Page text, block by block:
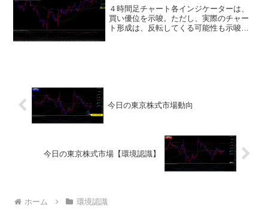
４時間足チャート各インジケーターは、
買い優位を示唆。ただし、実際のチャー
ト形成は、反転してくる可能性も示唆。
今日の東京株式市場動向
今日の東京株式市場【環境認識】
ホーム 環境認識